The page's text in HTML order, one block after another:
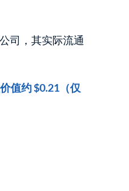
司，其实际流通
值约 $0.21（仅